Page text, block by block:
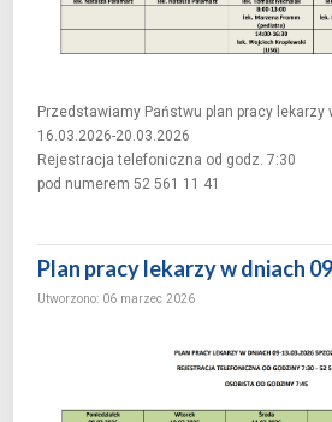
Przedstawiamy Państwu plan pracy lekarzy
16.03.2026-20.03.2026
Rejestracja telefoniczna od godz. 7:30
pod numerem 52 561 11 41
Plan pracy lekarzy w dniach
Utworzono: 06 marzec 2026